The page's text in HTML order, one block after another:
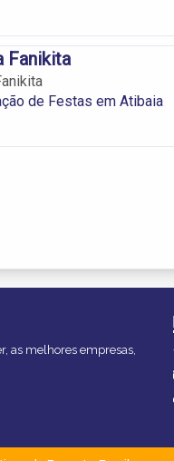
Fanikita
de Festas em Atibaia
as melhores empresas,